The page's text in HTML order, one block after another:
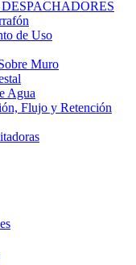
de Uso
Muro
Agua
Flujo y Retención